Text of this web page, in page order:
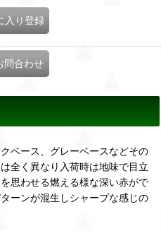
入り登録
問合わせ
ベース、グレーベースなどその
全く異なり入荷時は地味で目立
思わせる燃える様な深い赤がで
ーンが混生しシャープな感じの